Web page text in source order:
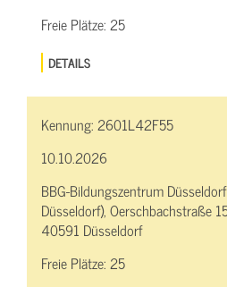
Freie Plätze:25
DETAILS
Kennung:2601L42F55
10.10.2026
BBG-Bildungszentrum
Düsseldorf), Oerschbachstraße
40591 Düsseldorf
Freie Plätze:25